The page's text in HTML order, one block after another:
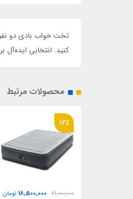
تخت خواب بادی دو
کنید. انتخابی ایده‌آل
محصولات مرتبط
8٪
19,000,000
17,600,000 تومان